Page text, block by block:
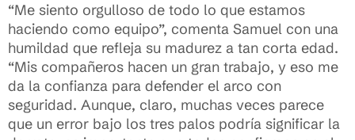
“Me siento orgulloso de todo lo que estamos
haciendo como equipo”, comenta Samuel con una
humildad que refleja su madurez a tan corta edad.
“Mis compañeros hacen un gran trabajo, y eso me
da la confianza para defender el arco con
seguridad. Aunque, claro, muchas veces parece
que un error bajo los tres palos podría significar la